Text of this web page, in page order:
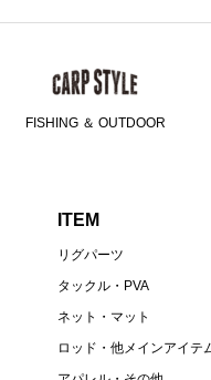
FISHING ＆ OUTDOOR
ITEM
リグパーツ
タックル・PVA
ネット・マット
ロッド・他メインアイテ